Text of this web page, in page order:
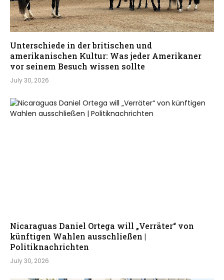
Unterschiede in der britischen und
amerikanischen Kultur: Was jeder Amerikaner
vor seinem Besuch wissen sollte
July 30, 2026
Nicaraguas Daniel Ortega will „Verräter“ von
künftigen Wahlen ausschließen |
Politiknachrichten
July 30, 2026